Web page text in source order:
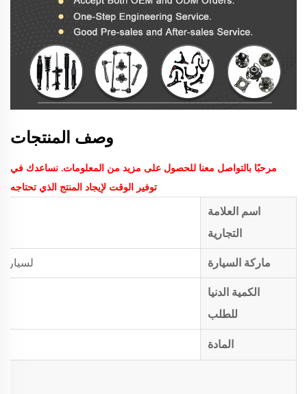
وصف المنتجات
مرحبًا بالتواصل معنا للحصول على مزيد من المعلومات. نساعدك في
توفير الوقت لإيجاد المنتج الذي تحتاجه
اسم العلامة
التجارية
ماركة السيارة
الكمية الدنيا
للطلب
المادة